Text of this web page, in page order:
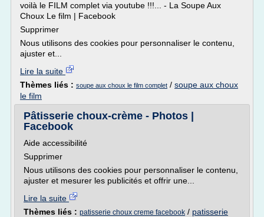
voilà le FILM complet via youtube !!!... - La Soupe Aux
Choux Le film | Facebook
Supprimer
Nous utilisons des cookies pour personnaliser le contenu,
ajuster et...
Lire la suite
Thèmes liés : soupe aux choux le film complet / soupe aux choux
le film
Pâtisserie choux-crème - Photos |
Facebook
Aide accessibilité
Supprimer
Nous utilisons des cookies pour personnaliser le contenu,
ajuster et mesurer les publicités et offrir une...
Lire la suite
Thèmes liés : patisserie choux creme facebook / patisserie